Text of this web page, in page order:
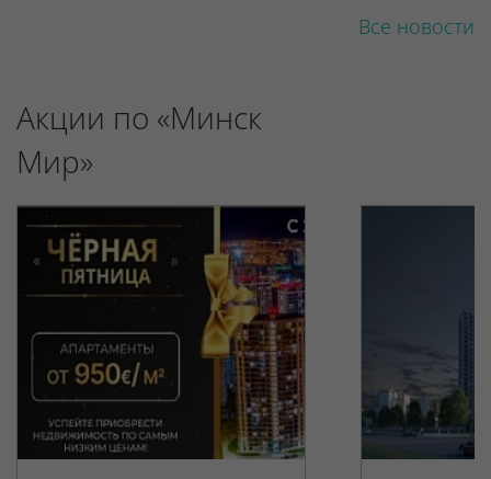
Все новости
Акции по «Минск
Мир»